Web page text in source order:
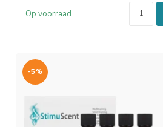
Op voorraad
-5%